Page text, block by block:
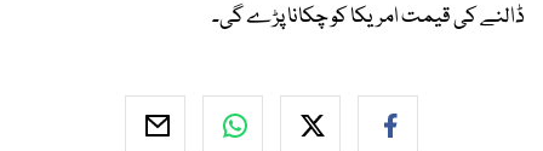
ڈالنے کی قیمت امریکا کو چکانا پڑے گی۔